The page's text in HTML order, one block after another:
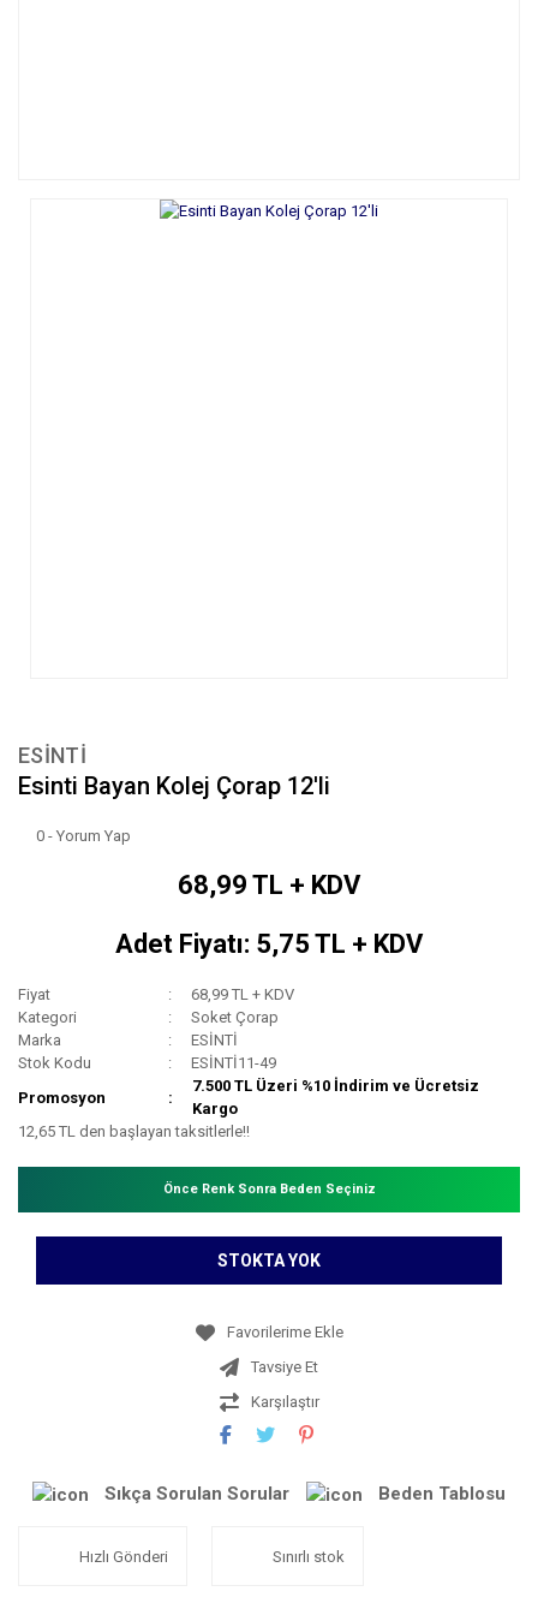
ESİNTİ
Esinti Bayan Kolej Çorap 12'li
0 - Yorum Yap
68,99 TL + KDV
Adet Fiyatı: 5,75 TL + KDV
Fiyat
68,99 TL + KDV
Kategori
Soket Çorap
Marka
ESİNTİ
Stok Kodu
ESİNTİ11-49
Promosyon
7.500 TL Üzeri %10 İndirim ve Ücretsiz
Kargo
12,65 TL den başlayan taksitlerle!!
Önce Renk Sonra Beden Seçiniz
STOKTA YOK
Tavsiye Et
Karşılaştır
Sıkça Sorulan Sorular Beden Tablosu
Hızlı Gönderi Sınırlı stok